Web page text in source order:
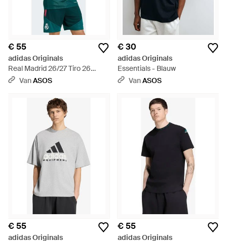
€ 55
adidas Originals
Real Madrid 26/27 Tiro 26
Competition Training Jersey -
VanASOS
€ 30
adidas Originals
Essentials - Blauw
VanASOS
€ 55
adidas Originals
€ 55
adidas Originals